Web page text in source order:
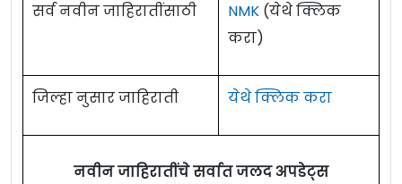
सर्व नवीन जाहिरातींसाठी NMK (येथे क्लिक
करा)
जिल्हा नुसार जाहिराती येथे क्लिक करा
नवीन जाहिरातींचे सर्वात जलद अपडेट्स